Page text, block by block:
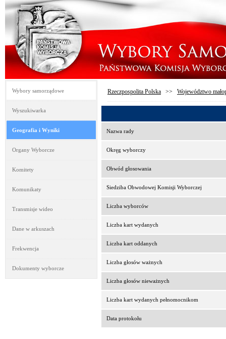
Wybory samorządowe
Wyszukiwarka
Geografia i Wyniki
Organy Wyborcze
Komitety
Komunikaty
Transmisje wideo
Dane w arkuszach
Frekwencja
Dokumenty wyborcze
Rzeczpospolita Polska >> Województwo
Nazwa rady
Okręg wyborczy
Obwód głosowania
Siedziba Obwodowej Komisji Wyborczej
Liczba wyborców
Liczba kart wydanych
Liczba kart oddanych
Liczba głosów ważnych
Liczba głosów nieważnych
Liczba kart wydanych pełnomocnikom
Data protokołu